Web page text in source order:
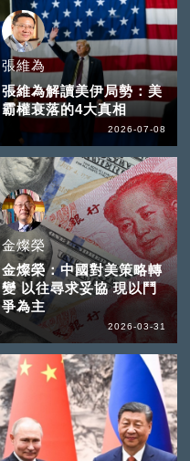
張維為
張維為解讀美伊局勢：美
霸權衰落的4大真相
2026-07-08
金燦榮
金燦榮：中國對美策略轉
變 以往尋求妥協 現以鬥
爭為主
2026-03-31